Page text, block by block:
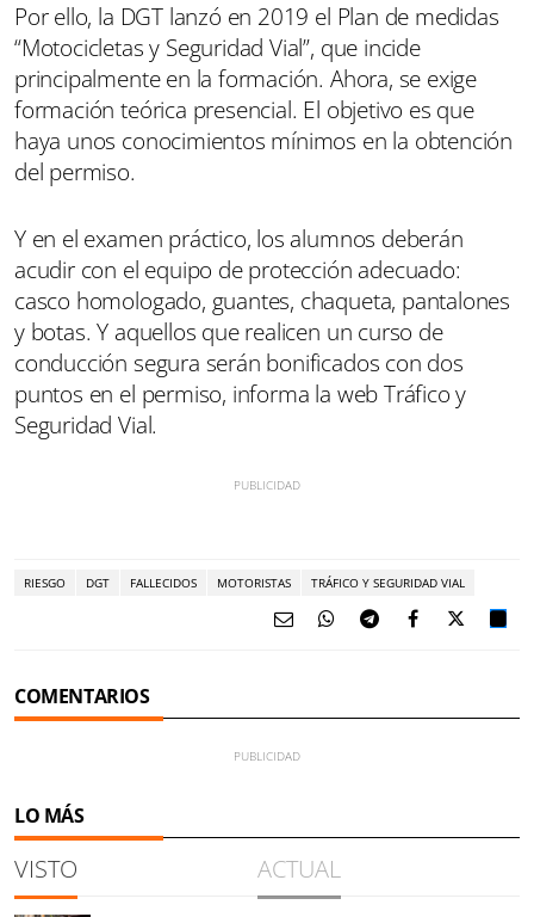
Por ello, la DGT lanzó en 2019 el Plan de medidas
“Motocicletas y Seguridad Vial”, que incide
principalmente en la formación. Ahora, se exige
formación teórica presencial. El objetivo es que
haya unos conocimientos mínimos en la obtención
del permiso.
Y en el examen práctico, los alumnos deberán
acudir con el equipo de protección adecuado:
casco homologado, guantes, chaqueta, pantalones
y botas. Y aquellos que realicen un curso de
conducción segura serán bonificados con dos
puntos en el permiso, informa la web Tráfico y
Seguridad Vial.
RIESGO DGT FALLECIDOS MOTORISTAS TRÁFICO Y SEGURIDAD VIAL
COMENTARIOS
LO MÁS
VISTO ACTUAL